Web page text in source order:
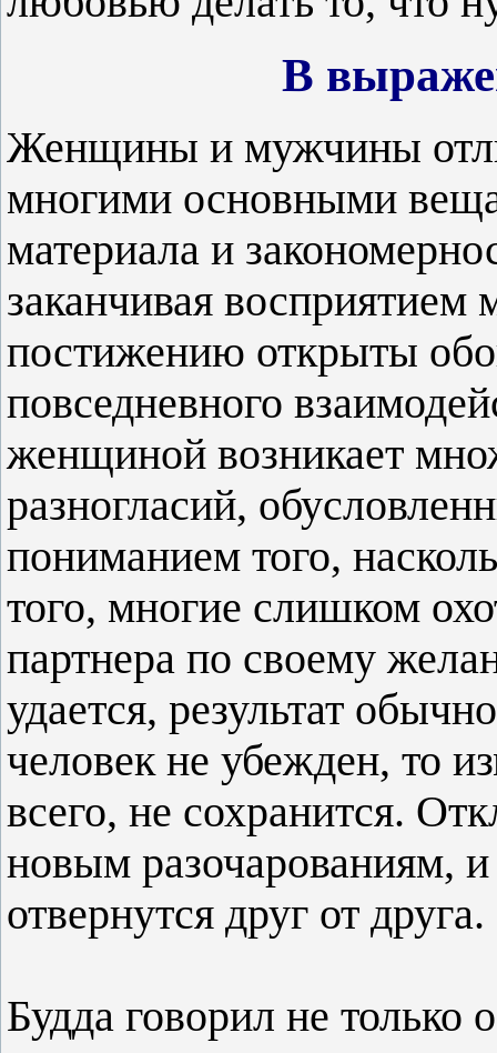
В
Женщины и мужчины
многими основными
материала и
заканчивая
постижению открыты
повседневного
женщиной возникает
разногласий,
пониманием того,
того, многие слишком
партнера по своему
удается, результат
человек не убежден, то
всего, не сохранится.
новым разочарованиям,
отвернутся друг от друга.
Будда говорил не только